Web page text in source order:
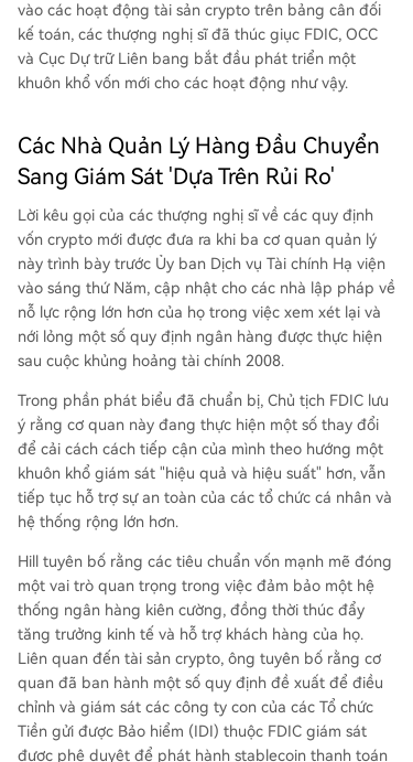
vào các hoạt động tài sản crypto trên bảng cân đối
kế toán, các thượng nghị sĩ đã thúc giục FDIC, OCC
và Cục Dự trữ Liên bang bắt đầu phát triển một
khuôn khổ vốn mới cho các hoạt động như vậy.
Các Nhà Quản Lý Hàng Đầu Chuyển
Sang Giám Sát 'Dựa Trên Rủi Ro'
Lời kêu gọi của các thượng nghị sĩ về các quy định
vốn crypto mới được đưa ra khi ba cơ quan quản lý
này trình bày trước Ủy ban Dịch vụ Tài chính Hạ viện
vào sáng thứ Năm, cập nhật cho các nhà lập pháp về
nỗ lực rộng lớn hơn của họ trong việc xem xét lại và
nới lỏng một số quy định ngân hàng được thực hiện
sau cuộc khủng hoảng tài chính 2008.
Trong phần phát biểu đã chuẩn bị, Chủ tịch FDIC lưu
ý rằng cơ quan này đang thực hiện một số thay đổi
để cải cách cách tiếp cận của mình theo hướng một
khuôn khổ giám sát "hiệu quả và hiệu suất" hơn, vẫn
tiếp tục hỗ trợ sự an toàn của các tổ chức cá nhân và
hệ thống rộng lớn hơn.
Hill tuyên bố rằng các tiêu chuẩn vốn mạnh mẽ đóng
một vai trò quan trọng trong việc đảm bảo một hệ
thống ngân hàng kiên cường, đồng thời thúc đẩy
tăng trưởng kinh tế và hỗ trợ khách hàng của họ.
Liên quan đến tài sản crypto, ông tuyên bố rằng cơ
quan đã ban hành một số quy định đề xuất để điều
chỉnh và giám sát các công ty con của các Tổ chức
Tiền gửi được Bảo hiểm (IDI) thuộc FDIC giám sát
được phê duyệt để phát hành stablecoin thanh toán